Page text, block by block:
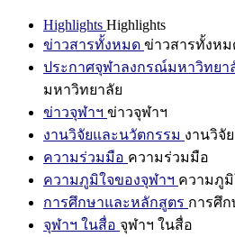
Highlights Highlights
ข่าวสารทั้งหมด ข่าวสารทั้งหม
ประกาศจุฬาลงกรณ์มหาวิทยา
มหาวิทยาลัย
ข่าวจุฬาฯ ข่าวจุฬาฯ
งานวิจัยและนวัตกรรม งานวิจั
ความร่วมมือ ความร่วมมือ
ความภูมิใจของจุฬาฯ ความภูมิ
การศึกษาและหลักสูตร การศึ
จุฬาฯ ในสื่อ จุฬาฯ ในสื่อ